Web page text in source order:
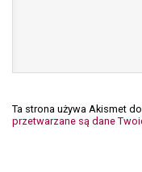
Ta strona używa Akismet
przetwarzane są dane